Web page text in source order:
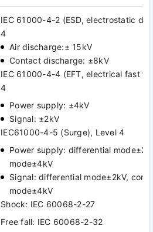
IEC 61000-4-2 (ESD, electrostatic
4
Air discharge:± 15kV
Contact discharge: ±8kV
IEC 61000-4-4 (EFT, electrical fast
4
Power supply: ±4kV
Signal: ±2kV
IEC61000-4-5 (Surge), Level 4
Power supply: differential
mode±4kV
Signal: differential mode±2kV,
mode±4kV
Shock: IEC 60068-2-27
Free fall: IEC 60068-2-32